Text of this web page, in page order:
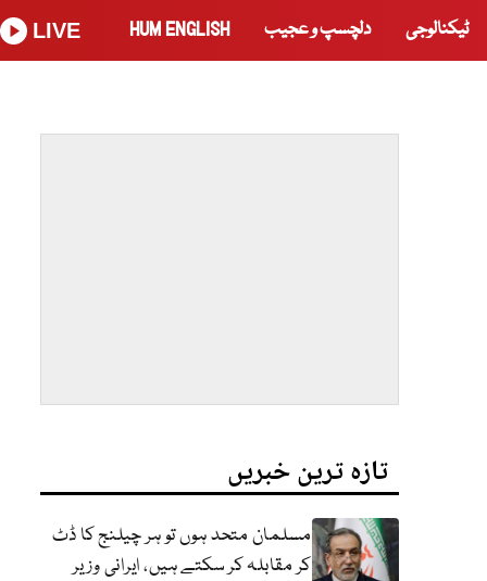
ٹیکنالوجی دلچسپ و عجیب HUM ENGLISH
LIVE
تازہ ترین خبریں
مسلمان متحد ہوں تو ہر چیلنج کا ڈٹ
کر مقابلہ کر سکتے ہیں، ایرانی وزیر